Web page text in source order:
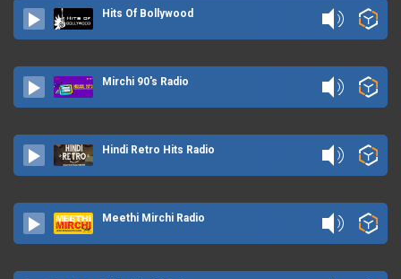
Hits Of Bollywood
Mirchi 90's Radio
Hindi Retro Hits Radio
Meethi Mirchi Radio